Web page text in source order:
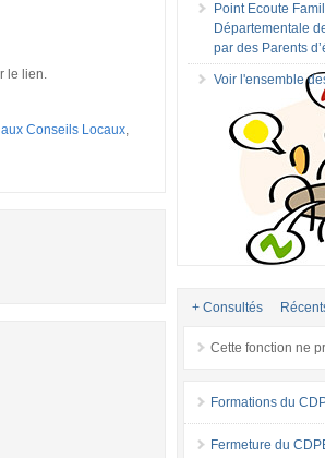
le lien.
aux Conseils Locaux,
Point Ecoute
Départementale
par des Parents
Voir l'ensemble
+ Consultés
Cette fonction ne
Formations du
Fermeture du